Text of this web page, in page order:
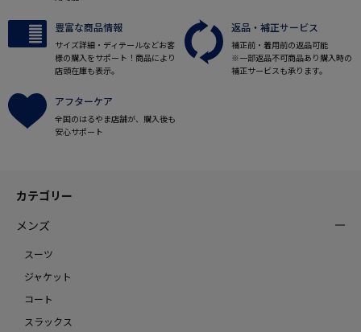
豊富な商品情報
サイズ詳細・ディテールなどお客
様の購入をサポート！商品により
店頭在庫も表示。
返品・補正サービス
補正前・着用前の返品可能
※一部返品不可商品あり購入時の
補正サービスも承ります。
アフターケア
全国のはるやま店舗が、購入後も
安心サポート
カテゴリー
メンズ
スーツ
ジャケット
コート
スラックス